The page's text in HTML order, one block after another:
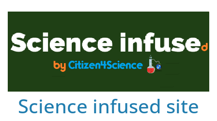
Science infused site